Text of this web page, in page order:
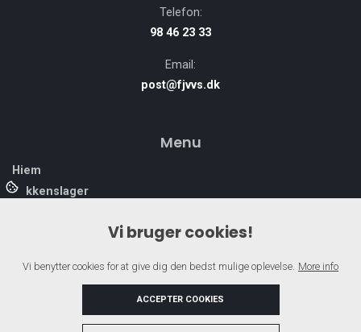
Telefon:
98 46 23 33
Email:
post@fjvvs.dk
Menu
Hjem
Blikkenslager
Vi bruger cookies!
Vi benytter cookies for at give dig den bedst mulige oplevelse. More info
ACCEPTER COOKIES